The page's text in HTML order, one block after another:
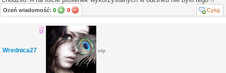
Oceń wiadomość: 0 0 Cytuj
Wrednica27 vip